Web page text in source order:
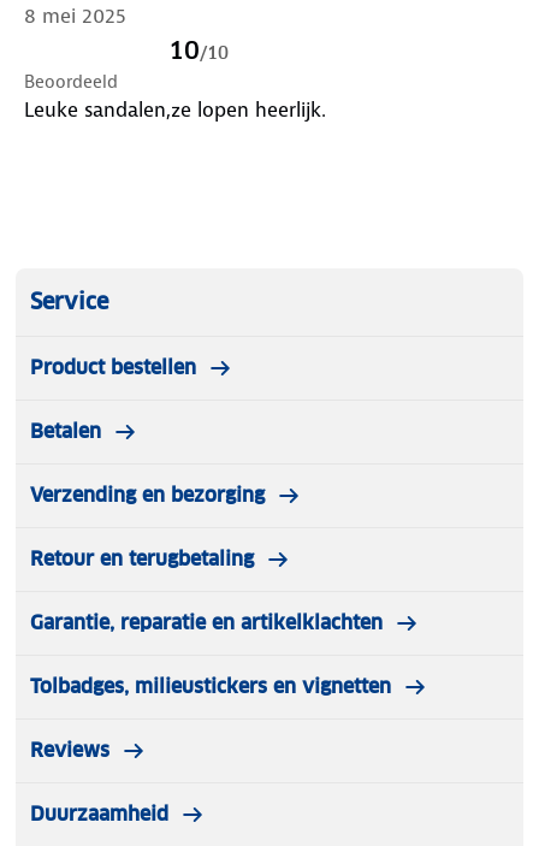
8 mei 2025
10/10
Beoordeeld
Leuke sandalen,ze lopen heerlijk.
Service
Product bestellen
Betalen
Verzending en bezorging
Retour en terugbetaling
Garantie, reparatie en artikelklachten
Tolbadges, milieustickers en vignetten
Reviews
Duurzaamheid